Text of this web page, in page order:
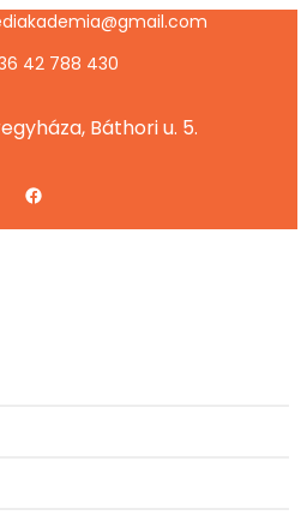
42 788 430
Báthori u. 5.
Facebook